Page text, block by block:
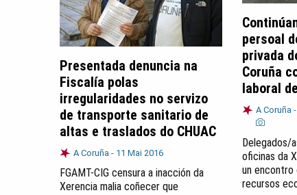
persoal
privada
Coruña
laboral
A Coruña -
Delegados/
oficinas da
un encontro
recursos
Presentada denuncia na
Fiscalía polas
irregularidades no servizo
de transporte sanitario de
altas e traslados do CHUAC
A Coruña - 11 Mai 2016
FGAMT-CIG censura a inacción da
Xerencia malia coñecer que